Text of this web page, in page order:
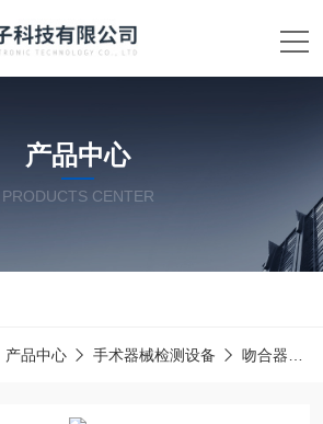
产品中心
PRODUCTS CENTER
产品中心 手术器械检测设备 吻合器﹑手术刀片测试仪